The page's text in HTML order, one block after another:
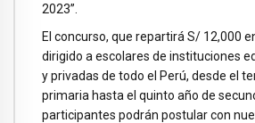
2023”.
El concurso, que repartirá S/ 12,000
dirigido a escolares de instituciones
y privadas de todo el Perú, desde el
primaria hasta el quinto año de
participantes podrán postular con